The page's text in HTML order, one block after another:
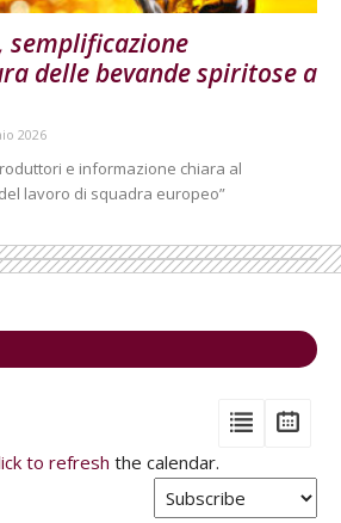
semplificazione
delle bevande spiritose a
2026
e informazione chiara al
lavoro di squadra europeo”
View
to refresh the calendar.